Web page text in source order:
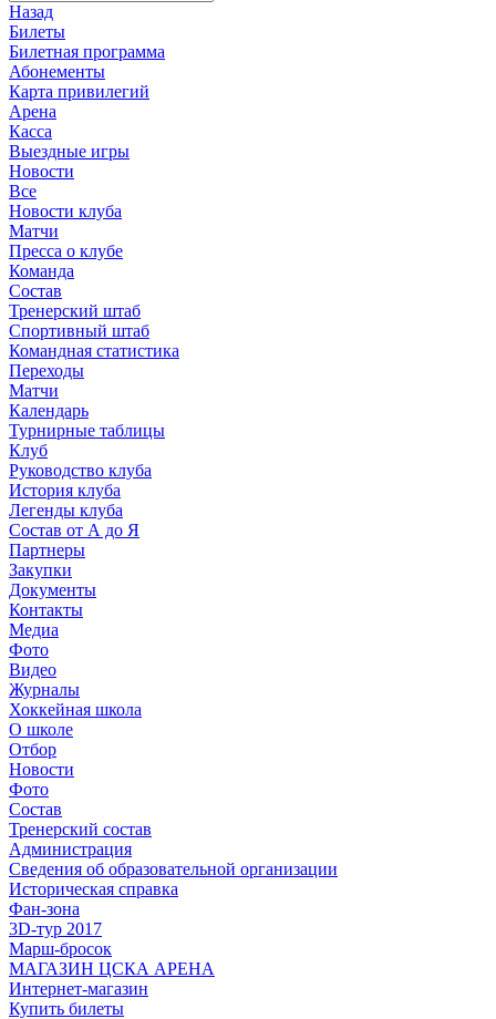
Назад
Билеты
Билетная программа
Абонементы
Карта привилегий
Арена
Касса
Выездные игры
Новости
Все
Новости клуба
Матчи
Пресса о клубе
Команда
Состав
Тренерский штаб
Спортивный штаб
Командная статистика
Переходы
Матчи
Календарь
Турнирные таблицы
Клуб
Руководство клуба
История клуба
Легенды клуба
Состав от А до Я
Партнеры
Закупки
Документы
Контакты
Медиа
Фото
Видео
Журналы
Хоккейная школа
О школе
Отбор
Новости
Фото
Состав
Тренерский состав
Администрация
Сведения об образовательной организации
Историческая справка
Фан-зона
3D-тур 2017
Марш-бросок
МАГАЗИН ЦСКА АРЕНА
Интернет-магазин
Купить билеты